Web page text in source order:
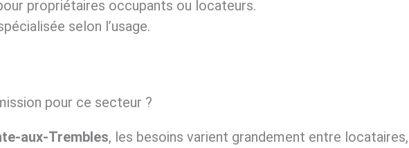
propriétaires occupants ou locateurs.
selon l’usage.
pour ce secteur ?
aux-Trembles, les besoins varient grandement entre